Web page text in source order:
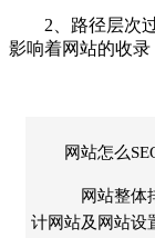
2、路径层次过
影响着网站的收录
网站怎么
网站整体
计网站及网站设